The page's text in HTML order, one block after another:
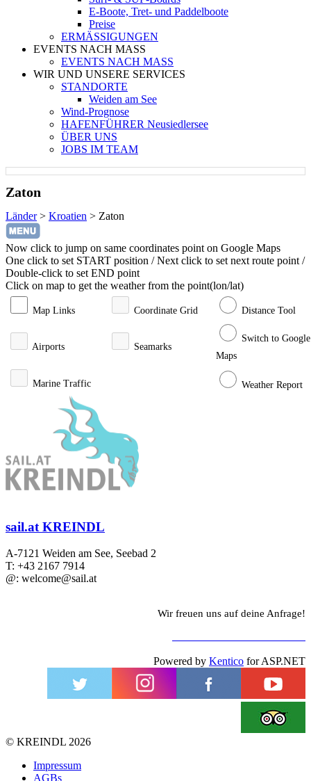
E-Boote, Tret- und Paddelboote
Preise
ERMÄSSIGUNGEN
EVENTS NACH MASS
EVENTS NACH MASS
WIR UND UNSERE SERVICES
STANDORTE
Weiden am See
Wind-Prognose
HAFENFÜHRER Neusiedlersee
ÜBER UNS
JOBS IM TEAM
Zaton
Länder> Kroatien > Zaton
Now click to jump on same coordinates point on Google Maps
One click to set START position / Next click to set next route point /
Double-click to set END point
Click on map to get the weather from the point(lon/lat)
Map Links Coordinate Grid Distance Tool
Airports Seamarks
Switch to Google
Maps
Marine Traffic Weather Report
sail.at KREINDL
A-7121 Weiden am See, Seebad 2
T: +43 2167 7914
@: welcome@sail.at
Wir freuen uns auf deine Anfrage!
Powered by Kentico for ASP.NET
© KREINDL 2026
Impressum
AGBs